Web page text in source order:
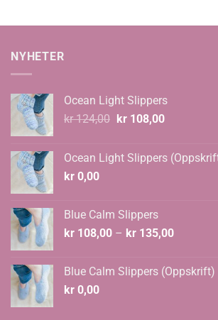
NYHETER
Ocean Light Slippers
kr124,00 Opprinnelig
kr 124,00.
kr108,00Nåværende
kr 108,00.
Ocean Light Slippers
kr 0,00
Blue Calm Slippers
kr 108,00 – kr 135,00
kr 135,00
Blue Calm Slippers (Oppskrift)
kr 0,00